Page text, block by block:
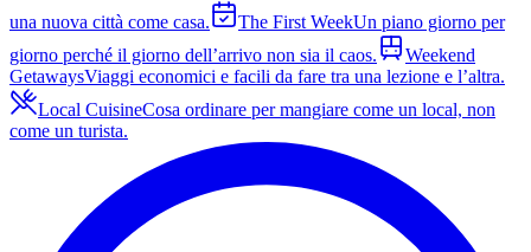
una nuova città come casa.
The First WeekUn piano giorno per
giorno perché il giorno dell’arrivo non sia il caos.
Weekend
GetawaysViaggi economici e facili da fare tra una lezione e l’altra.
Local CuisineCosa ordinare per mangiare come un local, non
come un turista.